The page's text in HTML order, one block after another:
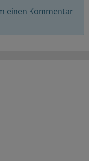
einen Kommentar